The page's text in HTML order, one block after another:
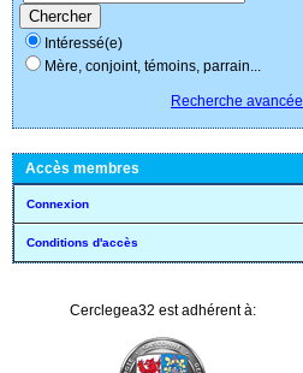
Intéressé(e)
Mère, conjoint, témoins, parrain...
Recherche avancée
Accès membres
Connexion
Conditions d'accès
Cerclegea32 est adhérent à: